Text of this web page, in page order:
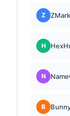
Z
H
N
B